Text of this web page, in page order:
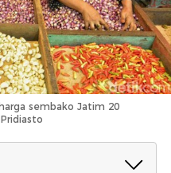
sembako Jatim 20